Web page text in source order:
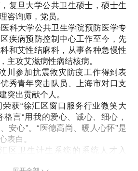
严重失眠、对周围事物淡漠、体
反应，人因长期的精神紧张，心
植物神经功能紊乱，进而产生的
者认为自己的身体不适就是感染
拨打热线电话咨询，反复去做艾
性结果又持怀疑态度，总认为检
剂检测不出来自己的病毒等等。
恐艾症呢？您一定纠结了很久，
些经历、疑问、抱怨或感悟：
以及边缘性行为，感染艾滋病性
？
可疑血液，或在医院抽血和输液
吗？
复旦大学公共卫生硕士，硕士生
咨询师，党员。
科大学公共卫生学院预防医学专
疾病预防控制中心工作至今，先
和艾性结麻科，从事各种急慢性
主攻艾滋病性病结核病。
川参加抗震救灾防疫工作得到表
秀青年突击队员、上海市对口支
突出贡献个人。
荣获“徐汇区窗口服务行业微笑大
格言“用我的爱心、诚心、细心，
安心”。“医德高尚、暖人心怀”是
表白。
区卫生计生系统的系统人才入